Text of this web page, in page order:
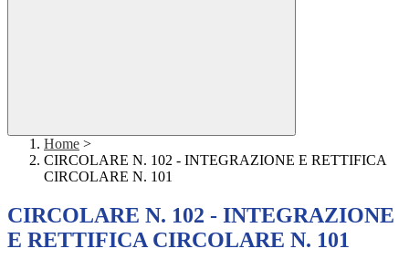
Home >
CIRCOLARE N. 102 - INTEGRAZIONE E RETTIFICA
CIRCOLARE N. 101
CIRCOLARE N. 102 - INTEGRAZIONE
E RETTIFICA CIRCOLARE N. 101